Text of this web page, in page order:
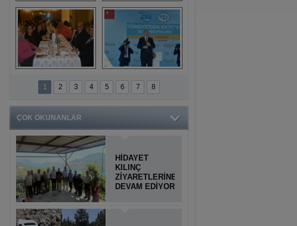
Titiopolis Antik
Kenti tanıtımı
Doğan Cüceloğlu,
İstanbul’da Mersinli
hemşerileriyle
buluştu
Anamurlular
Buluşması
KKTC’ye Su Temin
Projesi açılışı
1 2 3 4 5 6 7 8
ÇOK OKUNANLAR
HİDAYET
KILINÇ
ZİYARETLERİNE
DEVAM EDİYOR